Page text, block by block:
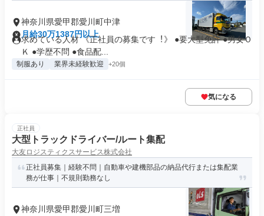
神奈川県愛甲郡愛川町中津
月給30万1387円以上
求めている人材 《正社員の募集です︕》 ●要⼤型免許 ●男⼥Ｏ
Ｋ ●学歴不問 ●⾷品配...
制服あり 業界未経験歓迎 +20個
気になる
正社員
大型トラックドライバー/ルート集配
大友ロジスティクスサービス株式会社
正社員募集｜経験不問｜自動車や建機部品の納品代行または集配業
務が仕事｜不規則勤務なし
神奈川県愛甲郡愛川町三増